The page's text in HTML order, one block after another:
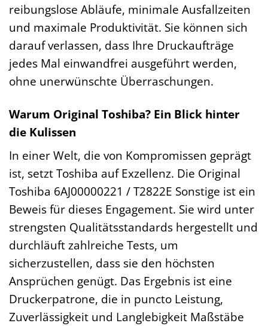
reibungslose Abläufe, minimale Ausfallzeiten
und maximale Produktivität. Sie können sich
darauf verlassen, dass Ihre Druckaufträge
jedes Mal einwandfrei ausgeführt werden,
ohne unerwünschte Überraschungen.
Warum Original Toshiba? Ein Blick hinter
die Kulissen
In einer Welt, die von Kompromissen geprägt
ist, setzt Toshiba auf Exzellenz. Die Original
Toshiba 6AJ00000221 / T2822E Sonstige ist ein
Beweis für dieses Engagement. Sie wird unter
strengsten Qualitätsstandards hergestellt und
durchläuft zahlreiche Tests, um
sicherzustellen, dass sie den höchsten
Ansprüchen genügt. Das Ergebnis ist eine
Druckerpatrone, die in puncto Leistung,
Zuverlässigkeit und Langlebigkeit Maßstäbe